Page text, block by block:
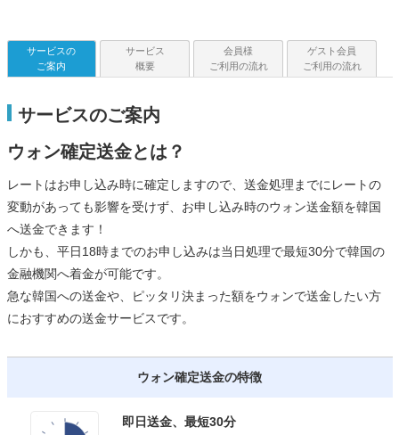
サービスの
ご案内
サービス
概要
会員様
ご利用の流れ
ゲスト会員
ご利用の流れ
サービスのご案内
ウォン確定送金とは？
レートはお申し込み時に確定しますので、送金処理までにレートの
変動があっても影響を受けず、お申し込み時のウォン送金額を韓国
へ送金できます！
しかも、平日18時までのお申し込みは当日処理で最短30分で韓国の
金融機関へ着金が可能です。
急な韓国への送金や、ピッタリ決まった額をウォンで送金したい方
におすすめの送金サービスです。
ウォン確定送金の特徴
即日送金、最短30分